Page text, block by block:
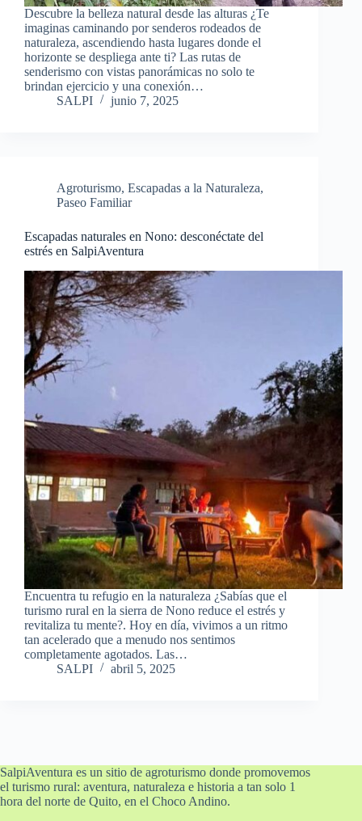
Descubre la belleza natural desde las alturas ¿Te
imaginas caminando por senderos rodeados de
naturaleza, ascendiendo hasta lugares donde el
horizonte se despliega ante ti? Las rutas de
senderismo con vistas panorámicas no solo te
brindan ejercicio y una conexión…
SALPI
junio 7, 2025
Agroturismo, Escapadas a la Naturaleza,
Paseo Familiar
Escapadas naturales en Nono: desconéctate del
estrés en SalpiAventura
Encuentra tu refugio en la naturaleza ¿Sabías que el
turismo rural en la sierra de Nono reduce el estrés y
revitaliza tu mente?. Hoy en día, vivimos a un ritmo
tan acelerado que a menudo nos sentimos
completamente agotados. Las…
SALPI
abril 5, 2025
SalpiAventura es un sitio de agroturismo donde promovemos
el turismo rural: aventura, naturaleza e historia a tan solo 1
hora del norte de Quito, en el Choco Andino.